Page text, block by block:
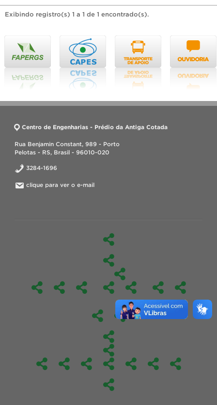
Exibindo registro(s) 1 a 1 de 1 encontrado(s).
Centro de Engenharias - Prédio da Antiga Cotada
Rua Benjamin Constant, 989 - Porto
Pelotas - RS, Brasil - 96010-020
3284-1696
clique para ver o e-mail